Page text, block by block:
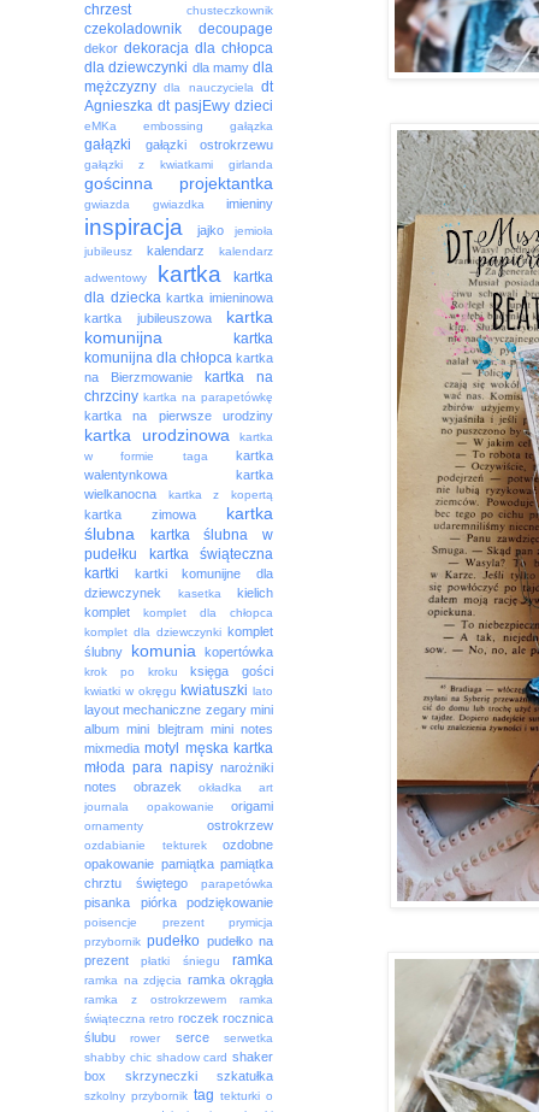
chrzest chusteczkownik
czekoladownik decoupage
dekor dekoracja dla chłopca
dla dziewczynki dla mamy dla
mężczyzny dla nauczyciela dt
Agnieszka dt pasjEwy dzieci
eMKa embossing gałązka
gałązki gałązki ostrokrzewu
gałązki z kwiatkami girlanda
gościnna projektantka
gwiazda gwiazdka imieniny
inspiracja jajko
jemioła
jubileusz
kalendarz
kalendarz
adwentowy
kartka
kartka
dla dziecka kartka imieninowa
kartka jubileuszowa
kartka
komunijna
kartka
komunijna dla chłopca kartka
na Bierzmowanie
kartka na
chrzciny kartka na parapetówkę
kartka na pierwsze urodziny
kartka urodzinowa
kartka
w formie taga
kartka
walentynkowa
kartka
wielkanocna
kartka z kopertą
kartka zimowa
kartka
ślubna
kartka ślubna w
pudełku
kartka świąteczna
kartki
kartki komunijne dla
dziewczynek
kasetka
kielich
komplet
komplet dla chłopca
komplet dla dziewczynki komplet
ślubny
komunia kopertówka
krok po kroku księga gości
kwiatki w okręgu kwiatuszki lato
layout mechaniczne zegary mini
album mini blejtram mini notes
mixmedia motyl męska kartka
młoda para napisy narożniki
notes
obrazek
okładka art
journala
opakowanie origami
ornamenty ostrokrzew
ozdabianie tekturek
ozdobne
opakowanie pamiątka pamiątka
chrztu świętego
parapetówka
pisanka piórka podziękowanie
poisencje prezent
prymicja
przybornik pudełko pudełko na
prezent
płatki śniegu ramka
ramka na zdjęcia ramka okrągła
ramka z ostrokrzewem
ramka
świąteczna retro roczek rocznica
ślubu
rower serce
serwetka
shabby chic shadow card shaker
box
skrzyneczki szkatułka
szkolny przybornik tag tekturki o